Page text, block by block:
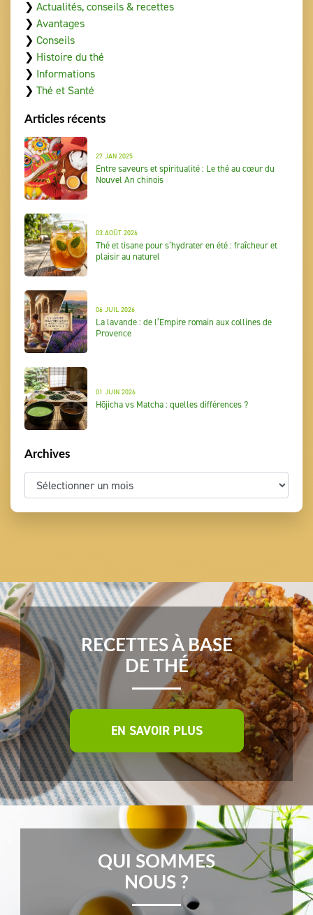
❯ Actualités, conseils & recettes
❯ Avantages
❯ Conseils
❯ Histoire du thé
❯ Informations
❯ Thé et Santé
Articles récents
27 JAN 2025
Entre saveurs et spiritualité : Le thé au cœur du
Nouvel An chinois
03 AOÛT 2026
Thé et tisane pour s’hydrater en été : fraîcheur et
plaisir au naturel
06 JUIL 2026
La lavande : de l’Empire romain aux collines de
Provence
01 JUIN 2026
Hōjicha vs Matcha : quelles différences ?
Archives
RECETTES À BASE
DE THÉ
EN SAVOIR PLUS
QUI SOMMES
NOUS ?